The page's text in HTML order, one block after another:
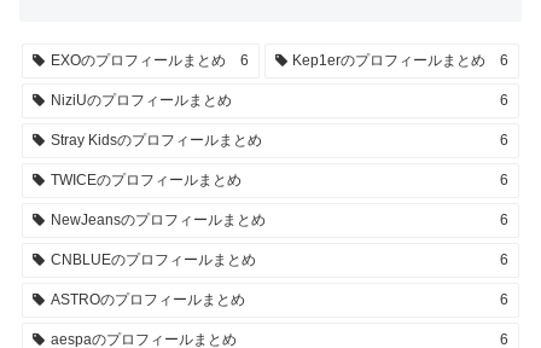
EXOのプロフィールまとめ 6 Kep1erのプロフィールまとめ 6
NiziUのプロフィールまとめ 6
Stray Kidsのプロフィールまとめ 6
TWICEのプロフィールまとめ 6
NewJeansのプロフィールまとめ 6
CNBLUEのプロフィールまとめ 6
ASTROのプロフィールまとめ 6
aespaのプロフィールまとめ 6